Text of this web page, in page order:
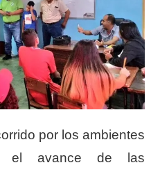
por los ambientes
el avance de las